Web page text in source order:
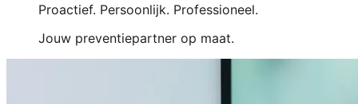
Proactief. Persoonlijk. Professioneel.
Jouw preventiepartner op maat.